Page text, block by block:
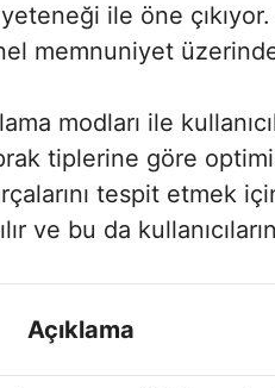
ile öne çıkıyor.
memnuniyet
modları ile
tiplerine göre
tespit etmek
ve bu da
Açıklama